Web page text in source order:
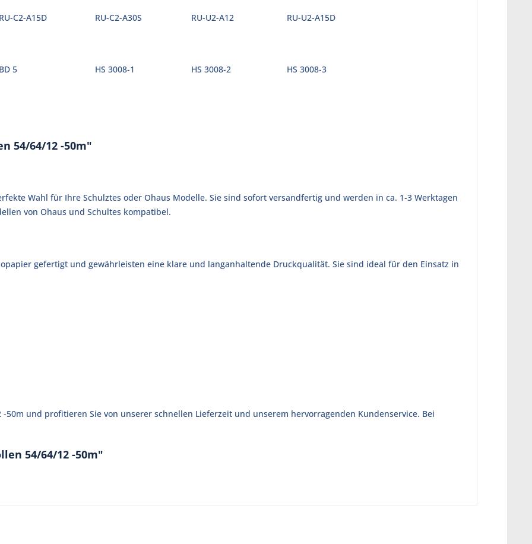
RU-C2-A15D RU-C2-A30S RU-U2-A12
RU-U2-A15D
BD 5 HS 3008-1 HS 3008-2
HS 3008-3
54/64/12 -50m"
Wahl für Ihre Schulztes oder Ohaus Modelle. Sie sind sofort versandfertig und werden in ca. 1-3 Werktagen
von Ohaus und Schultes kompatibel.
gefertigt und gewährleisten eine klare und langanhaltende Druckqualität. Sie sind ideal für den Einsatz in
50m und profitieren Sie von unserer schnellen Lieferzeit und unserem hervorragenden Kundenservice. Bei
54/64/12 -50m"